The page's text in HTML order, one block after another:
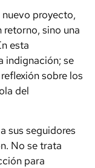
nuevo proyecto,
retorno, sino una
esta
indignación; se
sobre los
del
sus seguidores
No se trata
para